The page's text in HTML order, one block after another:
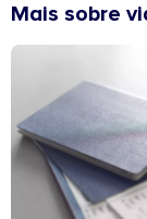
Mais sobre